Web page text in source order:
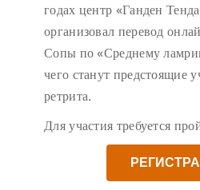
годах центр «Ганден
организовал перевод
Сопы по «Среднему
чего станут предстоящие
ретрита.
Для участия требуется